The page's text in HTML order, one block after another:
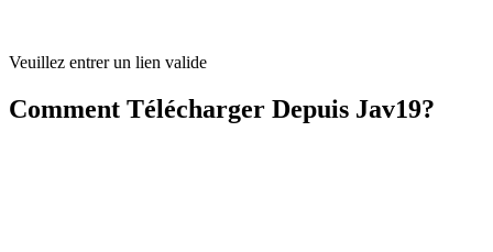
Veuillez entrer un lien valide
Comment Télécharger Depuis Jav19?